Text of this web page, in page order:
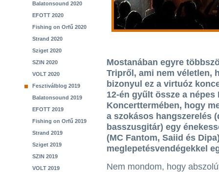
Balatonsound 2020
EFOTT 2020
Fishing on Orfű 2020
Strand 2020
Sziget 2020
SZIN 2020
VOLT 2020
Fesztiválblog 2019
Balatonsound 2019
EFOTT 2019
Fishing on Orfű 2019
Strand 2019
Sziget 2019
SZIN 2019
VOLT 2019
Mostanában egyre
Tripről, ami nem véletlen,
bizonyul ez a virtuóz
12-én gyűlt össze a népes
Koncerttermében, hogy
a szokásos hangszerelés
basszusgitár) egy
(MC Fantom, Saiid és
meglepetésvendégekkel
Nem mondom, hogy